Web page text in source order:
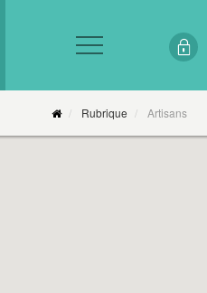
Rubrique Artisans